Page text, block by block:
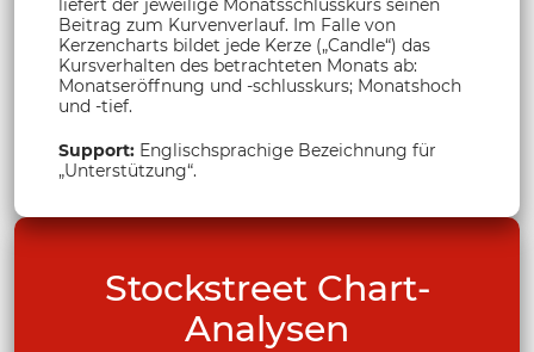
liefert der jeweilige Monatsschlusskurs seinen
Beitrag zum Kurvenverlauf. Im Falle von
Kerzencharts bildet jede Kerze („Candle“) das
Kursverhalten des betrachteten Monats ab:
Monatseröffnung und -schlusskurs; Monatshoch
und -tief.
Support: Englischsprachige Bezeichnung für
„Unterstützung“.
Stockstreet Chart-
Analysen